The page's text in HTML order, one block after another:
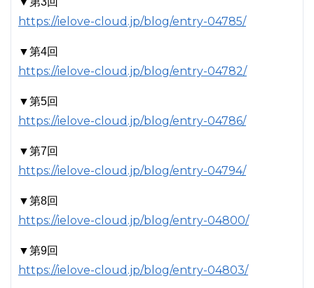
https://ielove-cloud.jp/blog/entry-04785/
▼第4回
https://ielove-cloud.jp/blog/entry-04782/
▼第5回
https://ielove-cloud.jp/blog/entry-04786/
▼第7回
https://ielove-cloud.jp/blog/entry-04794/
▼第8回
https://ielove-cloud.jp/blog/entry-04800/
▼第9回
https://ielove-cloud.jp/blog/entry-04803/